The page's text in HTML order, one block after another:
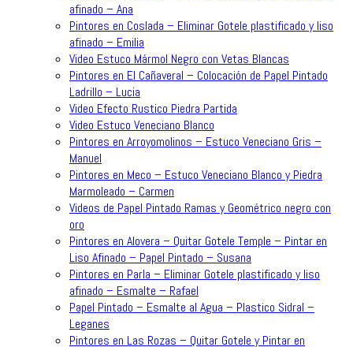
afinado – Ana
Pintores en Coslada – Eliminar Gotele plastificado y liso
afinado – Emilia
Video Estuco Mármol Negro con Vetas Blancas
Pintores en El Cañaveral – Colocación de Papel Pintado
Ladrillo – Lucia
Video Efecto Rustico Piedra Partida
Video Estuco Veneciano Blanco
Pintores en Arroyomolinos – Estuco Veneciano Gris –
Manuel
Pintores en Meco – Estuco Veneciano Blanco y Piedra
Marmoleado – Carmen
Videos de Papel Pintado Ramas y Geométrico negro con
oro
Pintores en Alovera – Quitar Gotele Temple – Pintar en
Liso Afinado – Papel Pintado – Susana
Pintores en Parla – Eliminar Gotele plastificado y liso
afinado – Esmalte – Rafael
Papel Pintado – Esmalte al Agua – Plastico Sidral –
Leganes
Pintores en Las Rozas – Quitar Gotele y Pintar en